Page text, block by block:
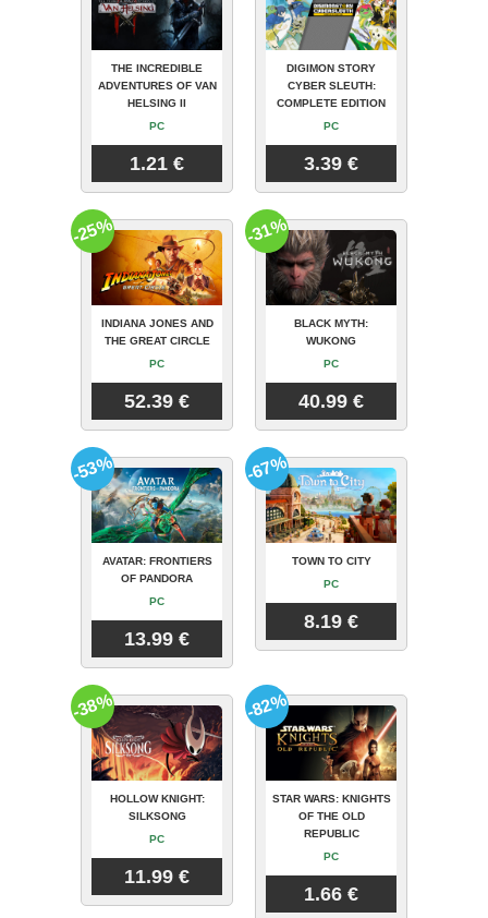
THE INCREDIBLE
ADVENTURES OF VAN
HELSING II
PC
1.21 €
DIGIMON STORY
CYBER SLEUTH:
COMPLETE EDITION
PC
3.39 €
INDIANA JONES AND
THE GREAT CIRCLE
PC
52.39 €
-25%
BLACK MYTH:
WUKONG
PC
40.99 €
-31%
AVATAR: FRONTIERS
OF PANDORA
PC
13.99 €
-53%
TOWN TO CITY
PC
8.19 €
-67%
HOLLOW KNIGHT:
SILKSONG
PC
11.99 €
-38%
STAR WARS: KNIGHTS
OF THE OLD
REPUBLIC
PC
1.66 €
-82%